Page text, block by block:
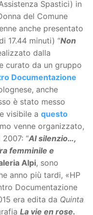
Spastici) in
del Comune
anche presentato
17.44 minuti) “Non
dalla
curato da un gruppo
Documentazione
anche
è stato messo
visibile a questo
venne organizzato,
2007: “Al silenzio…,
femminile e
Alpi, sono
anno più tardi, «HP
Documentazione
era edita da Quinta
La vie en rose.